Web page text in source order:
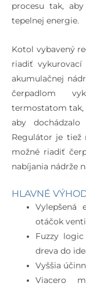
procesu tak,
tepelnej energie.
Kotol vybavený
riadiť vykurovací
akumulačnej
čerpadlom
termostatom tak,
aby
Regulátor je tiež
možné riadiť
nabíjania nádrže
HLAVNÉ
Vylepšená
otáčok
Fuzzy
dreva do
Vyššia
Viacero